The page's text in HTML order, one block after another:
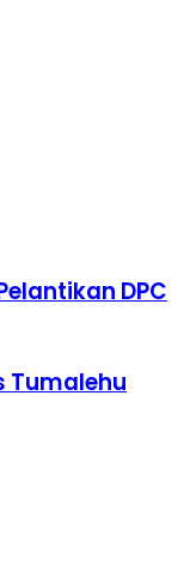
DPC
Tumalehu